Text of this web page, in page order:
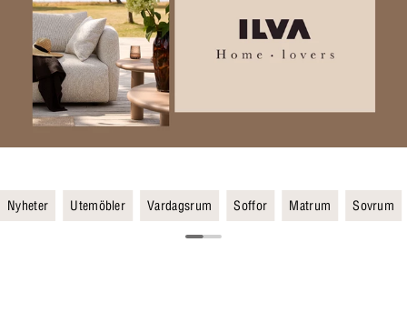
Nyheter Utemöbler Vardagsrum Soffor Matrum Sovrum